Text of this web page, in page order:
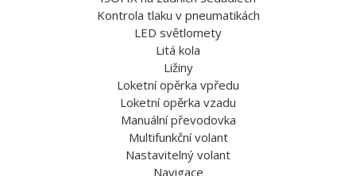
Kontrola tlaku v pneumatikách
LED světlomety
Litá kola
Ližiny
Loketní opěrka vpředu
Loketní opěrka vzadu
Manuální převodovka
Multifunkční volant
Nastavitelný volant
Navigace